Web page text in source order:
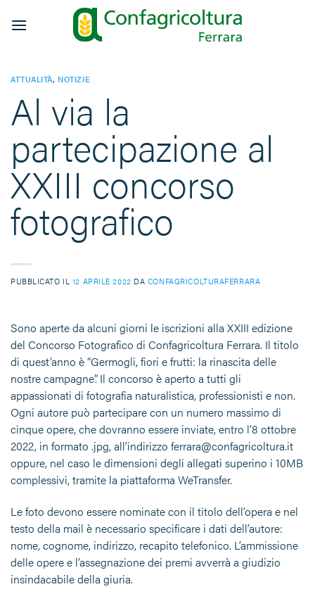
ATTUALITÀ, NOTIZIE
Al via la
partecipazione al
XXIII concorso
fotografico
PUBBLICATO IL 12 APRILE 2022 DA CONFAGRICOLTURAFERRARA
Sono aperte da alcuni giorni le iscrizioni alla XXIII edizione
del Concorso Fotografico di Confagricoltura Ferrara. Il titolo
di quest’anno è “Germogli, fiori e frutti: la rinascita delle
nostre campagne”. Il concorso è aperto a tutti gli
appassionati di fotografia naturalistica, professionisti e non.
Ogni autore può partecipare con un numero massimo di
cinque opere, che dovranno essere inviate, entro l’8 ottobre
2022, in formato .jpg, all’indirizzo ferrara@confagricoltura.it
oppure, nel caso le dimensioni degli allegati superino i 10MB
complessivi, tramite la piattaforma WeTransfer.
Le foto devono essere nominate con il titolo dell’opera e nel
testo della mail è necessario specificare i dati dell’autore:
nome, cognome, indirizzo, recapito telefonico. L’ammissione
delle opere e l’assegnazione dei premi avverrà a giudizio
insindacabile della giuria.